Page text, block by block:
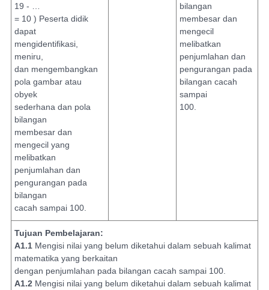
19 - …
= 10 ) Peserta didik
dapat
mengidentifikasi,
meniru,
dan mengembangkan
pola gambar atau
obyek
sederhana dan pola
bilangan
membesar dan
mengecil yang
melibatkan
penjumlahan dan
pengurangan pada
bilangan
cacah sampai 100.
bilangan
membesar dan
mengecil
melibatkan
penjumlahan dan
pengurangan pada
bilangan cacah
sampai
100.
Tujuan Pembelajaran:
A1.1 Mengisi nilai yang belum diketahui dalam sebuah kalimat
matematika yang berkaitan
dengan penjumlahan pada bilangan cacah sampai 100.
A1.2 Mengisi nilai yang belum diketahui dalam sebuah kalimat